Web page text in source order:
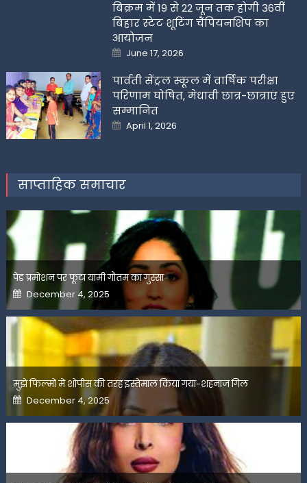
बिक्रम में 19 से 22 जून तक होगी 36वीं
बिहार स्टेट शूटिंग चैंपियनशिप का
आयोजन
Posted
on
June 17, 2026
पार्वती सेंट्रल स्कूल में वार्षिक परीक्षा
परिणाम घोषित, मेधावी छात्र-छात्राएं हुए
सम्मानित
Posted
on
April 1, 2026
साप्ताहिक समाचार
पेड प्रमोशन पर फूटा यामी गौतम का गुस्सा
Posted
on
December 4, 2025
मुझे फिल्मों में शोपीस की तरह इस्तेमाल किया गया-शहनाज गिल
Posted
on
December 4, 2025